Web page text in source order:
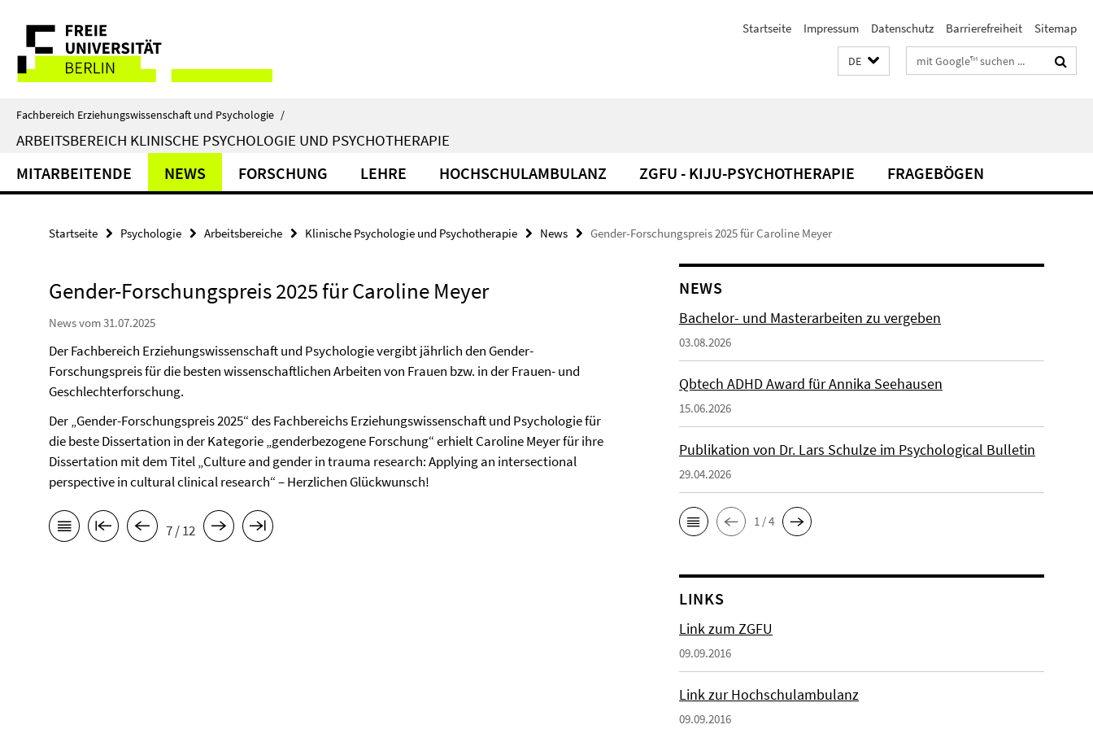
direkt
Inhalt
Service-
Navigation
Startseite Impressum Datenschutz Barrierefreiheit Sitemap
DE Suchbegriffe
Fachbereich Erziehungswissenschaft und Psychologie /
ARBEITSBEREICH KLINISCHE PSYCHOLOGIE UND PSYCHOTHERAPIE
MITARBEITENDE NEWS FORSCHUNG LEHRE HOCHSCHULAMBULANZ ZGFU - KIJU-PSYCHOTHERAPIE FRAGEBÖGEN
Startseite Psychologie Arbeitsbereiche Klinische Psychologie und Psychotherapie News Gender-Forschungspreis 2025 für Caroline Meyer
Gender-Forschungspreis 2025 für Caroline Meyer
News vom 31.07.2025
Der Fachbereich Erziehungswissenschaft und Psychologie vergibt jährlich den Gender-
Forschungspreis für die besten wissenschaftlichen Arbeiten von Frauen bzw. in der Frauen- und
Geschlechterforschung.
Der „Gender-Forschungspreis 2025“ des Fachbereichs Erziehungswissenschaft und Psychologie für
die beste Dissertation in der Kategorie „genderbezogene Forschung“ erhielt Caroline Meyer für ihre
Dissertation mit dem Titel „Culture and gender in trauma research: Applying an intersectional
perspective in cultural clinical research“ – Herzlichen Glückwunsch!
7 / 12
NEWS
Bachelor- und Masterarbeiten zu vergeben
03.08.2026
Qbtech ADHD Award für Annika Seehausen
15.06.2026
Publikation von Dr. Lars Schulze im Psychological Bulletin
29.04.2026
1 / 4
LINKS
Link zum ZGFU
09.09.2016
Link zur Hochschulambulanz
09.09.2016